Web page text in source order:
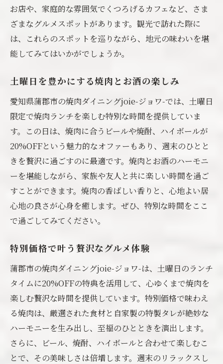
お店や、家庭的な雰囲気でくつろげるカフェなど、さま
ざまなグルメスポットがあります。観光で訪れた際に
は、これらのスポットを巡りながら、地元の味わいを堪
能してみてはいかがでしょうか。
土曜日を豊かにする焼肉とお酒の楽しみ
愛知県蒲郡市の焼肉ダイニングjoie-ジョワ-では、土曜日
限定で焼肉ランチを楽しむ特別な時間を提供していま
す。この日は、焼肉に合うビールや焼酎、ハイボールが
20%OFFという魅力的なオファーもあり、週末のひとと
きを贅沢に過ごすのに最適です。焼肉とお酒のハーモニ
ーを堪能しながら、家族や友人と共に楽しい時間を過ご
すことができます。焼肉の香ばしい香りと、心地よい居
心地の良さが心身を癒します。ぜひ、特別な時間をここ
で過ごしてみてください。
特別価格で叶う贅沢なグルメ体験
蒲郡市の焼肉ダイニングjoie-ジョワ-は、土曜日のランチ
タイムに20%OFFの特典を活用して、心ゆくまで焼肉を
楽しむ贅沢な時間を提供しています。特別価格で味わえ
る焼肉は、厳選された食材と自家製の特製タレが絶妙な
ハーモニーを生み出し、至福のひとときを演出します。
さらに、ビール、焼酎、ハイボールと合わせて楽しむこ
とで、その美味しさは倍増します。週末のリラックスし